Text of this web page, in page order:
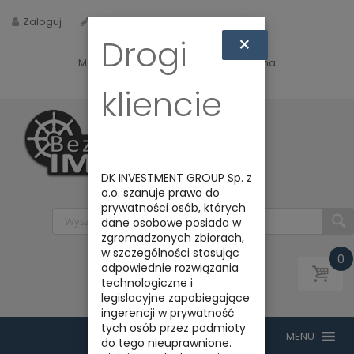
Zaloguj Zarejestruj
Masz jakieś pytania? Napisz do nas na
biuro@bezpiecznyimport.pl
0
Drogi
kliencie
×
DK INVESTMENT GROUP Sp. z
o.o. szanuje prawo do
prywatności osób, których
dane osobowe posiada w
zgromadzonych zbiorach,
w szczególności stosując
odpowiednie rozwiązania
technologiczne i
legislacyjne zapobiegające
ingerencji w prywatność
tych osób przez podmioty
do tego nieuprawnione.